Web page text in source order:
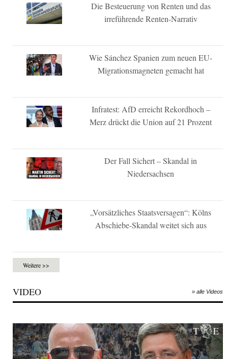
Die Besteuerung von Renten und das
irreführende Renten-Narrativ
Wie Sánchez Spanien zum neuen EU-
Migrationsmagneten gemacht hat
Infratest: AfD erreicht Rekordhoch –
Merz drückt die Union auf 21 Prozent
Der Fall Sichert – Skandal in
Niedersachsen
„Vorsätzliches Staatsversagen“: Kölns
Abschiebe-Skandal weitet sich aus
Weitere >>
VIDEO » alle Videos